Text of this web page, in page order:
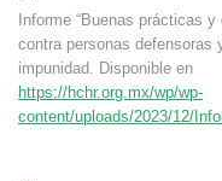
Informe “Buenas prácticas
contra personas defensoras
impunidad. Disponible en
https://hchr.org.mx/wp/wp-
content/uploads/2023/12/